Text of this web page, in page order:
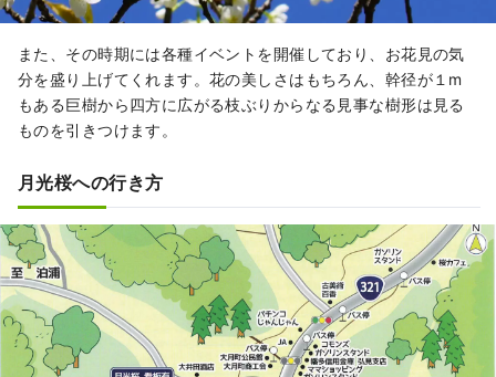
また、その時期には各種イベントを開催しており、お花見の気
分を盛り上げてくれます。花の美しさはもちろん、幹径が１m
もある巨樹から四方に広がる枝ぶりからなる見事な樹形は見る
ものを引きつけます。
月光桜への行き方